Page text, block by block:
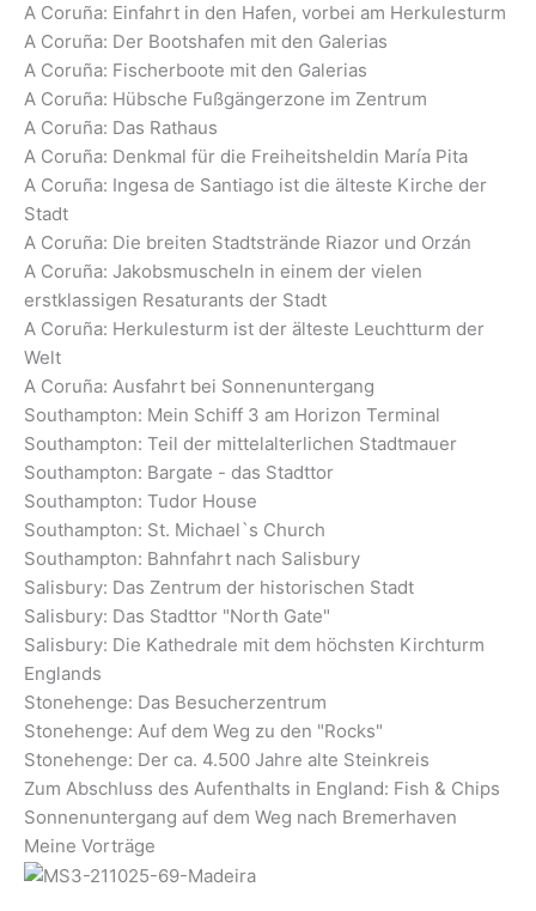
A Coruña: Einfahrt in den Hafen, vorbei am Herkulesturm
A Coruña: Der Bootshafen mit den Galerias
A Coruña: Fischerboote mit den Galerias
A Coruña: Hübsche Fußgängerzone im Zentrum
A Coruña: Das Rathaus
A Coruña: Denkmal für die Freiheitsheldin María Pita
A Coruña: Ingesa de Santiago ist die älteste Kirche der
Stadt
A Coruña: Die breiten Stadtstrände Riazor und Orzán
A Coruña: Jakobsmuscheln in einem der vielen
erstklassigen Resaturants der Stadt
A Coruña: Herkulesturm ist der älteste Leuchtturm der
Welt
A Coruña: Ausfahrt bei Sonnenuntergang
Southampton: Mein Schiff 3 am Horizon Terminal
Southampton: Teil der mittelalterlichen Stadtmauer
Southampton: Bargate - das Stadttor
Southampton: Tudor House
Southampton: St. Michael`s Church
Southampton: Bahnfahrt nach Salisbury
Salisbury: Das Zentrum der historischen Stadt
Salisbury: Das Stadttor "North Gate"
Salisbury: Die Kathedrale mit dem höchsten Kirchturm
Englands
Stonehenge: Das Besucherzentrum
Stonehenge: Auf dem Weg zu den "Rocks"
Stonehenge: Der ca. 4.500 Jahre alte Steinkreis
Zum Abschluss des Aufenthalts in England: Fish & Chips
Sonnenuntergang auf dem Weg nach Bremerhaven
Meine Vorträge